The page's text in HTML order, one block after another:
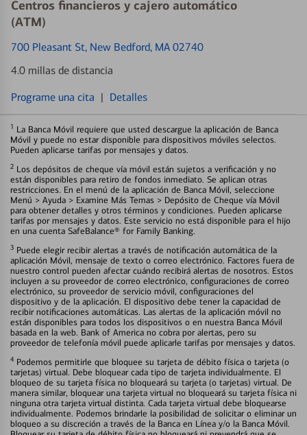
Centros financieros y cajero automático
(ATM)
700 Pleasant St, New Bedford, MA 02740
4.0 millas de distancia
Programe una cita | Detalles
1 La Banca Móvil requiere que usted descargue la aplicación de Banca
Móvil y puede no estar disponible para dispositivos móviles selectos.
Pueden aplicarse tarifas por mensajes y datos.
2 Los depósitos de cheque vía móvil están sujetos a verificación y no
están disponibles para retiro de fondos inmediato. Se aplican otras
restricciones. En el menú de la aplicación de Banca Móvil, seleccione
Menú > Ayuda > Examine Más Temas > Depósito de Cheque vía Móvil
para obtener detalles y otros términos y condiciones. Pueden aplicarse
tarifas por mensajes y datos. Este servicio no está disponible para el hijo
en una cuenta SafeBalance® for Family Banking.
3 Puede elegir recibir alertas a través de notificación automática de la
aplicación Móvil, mensaje de texto o correo electrónico. Factores fuera de
nuestro control pueden afectar cuándo recibirá alertas de nosotros. Estos
incluyen a su proveedor de correo electrónico, configuraciones de correo
electrónico, su proveedor de servicio móvil, configuraciones del
dispositivo y de la aplicación. El dispositivo debe tener la capacidad de
recibir notificaciones automáticas. Las alertas de la aplicación móvil no
están disponibles para todos los dispositivos o en nuestra Banca Móvil
basada en la web. Bank of America no cobra por alertas, pero su
proveedor de telefonía móvil puede aplicarle tarifas por mensajes y datos.
4 Podemos permitirle que bloquee su tarjeta de débito física o tarjeta (o
tarjetas) virtual. Debe bloquear cada tipo de tarjeta individualmente. El
bloqueo de su tarjeta física no bloqueará su tarjeta (o tarjetas) virtual. De
manera similar, bloquear una tarjeta virtual no bloqueará su tarjeta física ni
ninguna otra tarjeta virtual distinta. Cada tarjeta virtual debe bloquearse
individualmente. Podemos brindarle la posibilidad de solicitar o eliminar un
bloqueo a su discreción a través de la Banca en Línea y/o la Banca Móvil.